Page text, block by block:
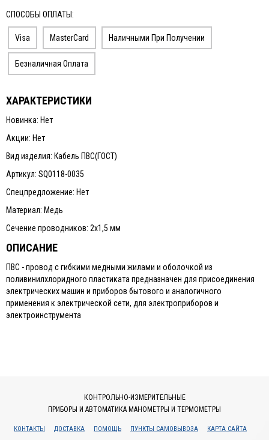
СПОСОБЫ ОПЛАТЫ:
Visa MasterCard Наличными При Получении
Безналичная Оплата
ХАРАКТЕРИСТИКИ
Новинка: Нет
Акции: Нет
Вид изделия: Кабель ПВС(ГОСТ)
Артикул: SQ0118-0035
Спецпредложение: Нет
Материал: Медь
Сечение проводников: 2х1,5 мм
ОПИСАНИЕ
ПВС - провод с гибкими медными жилами и оболочкой из
поливинилхлоридного пластиката предназначен для присоединения
электрических машин и приборов бытового и аналогичного
применения к электрической сети, для электроприборов и
электроинструмента
КОНТРОЛЬНО-ИЗМЕРИТЕЛЬНЫЕ
ПРИБОРЫ И АВТОМАТИКА МАНОМЕТРЫ И ТЕРМОМЕТРЫ
КОНТАКТЫ ДОСТАВКА ПОМОЩЬ ПУНКТЫ САМОВЫВОЗА КАРТА САЙТА